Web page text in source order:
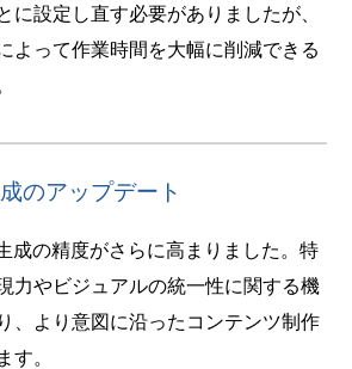
に設定し直す必要がありましたが、
よって作業時間を大幅に削減できる
アップデート
成の精度がさらに高まりました。特
力やビジュアルの統一性に関する機
、より意図に沿ったコンテンツ制作
す。